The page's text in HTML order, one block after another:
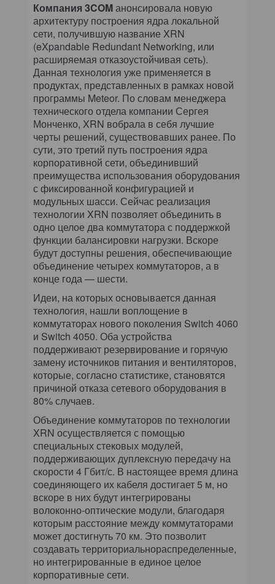
Компания 3COMанонсировала новую
архитектуру построения ядра локальной
сети, получившую название XRN
(eXpandable Redundant Networking, или
расширяемая отказоустойчивая сеть).
Данная технология уже применяется в
продуктах, представленных в рамках новой
программы Meteor. По словам менеджера
технического отдела компании Сергея
Монченко, XRN вобрала в себя лучшие
черты решений, существовавших ранее. По
сути, это третий путь построения ядра
корпоративной сети, объединивший
преимущества использования оборудования
с фиксированной конфигурацией и
модульных шасси. Сейчас реализация
технологии XRN позволяет объединить в
одно целое два коммутатора с поддержкой
функции балансировки нагрузки. Вскоре
будут доступны решения, обеспечивающие
объединение четырех коммутаторов, а в
конце года — шести.
Идеи, на которых основывается данная
технология, нашли воплощение в
коммутаторах нового поколения Switch 4060
и Switch 4050. Оба устройства
поддерживают резервирование и горячую
замену источников питания и вентиляторов,
которые, согласно статистике, становятся
причиной отказа сетевого оборудования в
80% случаев.
Объединение коммутаторов по технологии
XRN осуществляется с помощью
специальных стековых модулей,
поддерживающих дуплексную передачу на
скорости 4 Гбит/с. В настоящее время длина
соединяющего их кабеля достигает 5 м, но
вскоре в них будут интегрированы
волоконно-оптические модули, благодаря
которым расстояние между коммутаторами
может достигнуть 70 км. Это позволит
создавать территориальнораспределенные,
но интегрированные в единое целое
корпоративные сети.